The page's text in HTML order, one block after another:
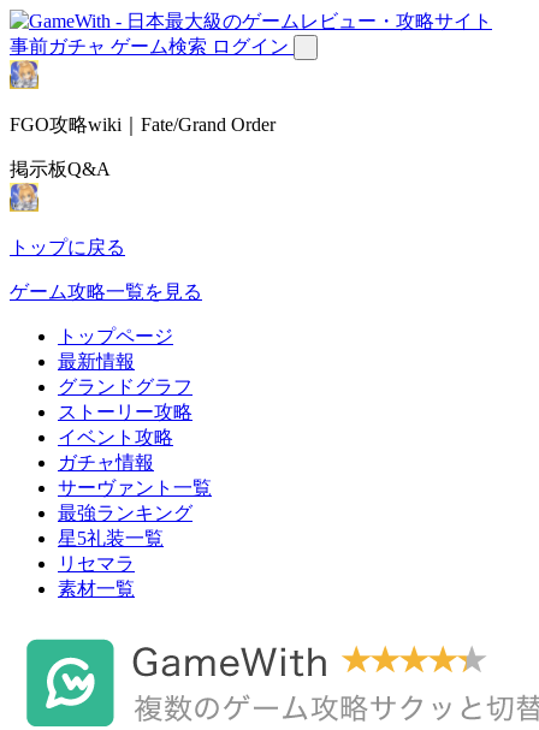
事前ガチャ ゲーム検索 ログイン
FGO攻略wiki｜Fate/Grand Order
掲示板Q&A
トップに戻る
ゲーム攻略一覧を見る
トップページ
最新情報
グランドグラフ
ストーリー攻略
イベント攻略
ガチャ情報
サーヴァント一覧
最強ランキング
星5礼装一覧
リセマラ
素材一覧